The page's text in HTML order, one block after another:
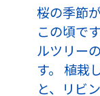
桜の季節
この頃で
ルツリー
す。 植栽
と、リビ